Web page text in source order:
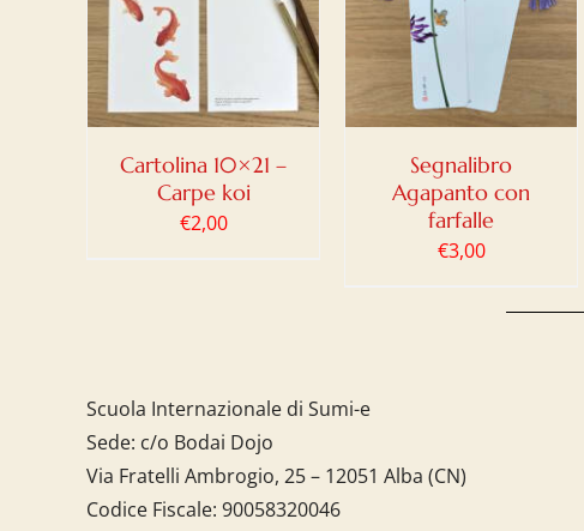
Cartolina 10×21 –
Carpe koi
€2,00
CARRELLO
/
Segnalibro
Agapanto con
farfalle
€3,00
CARRELLO
/
DETTAGLI
Scuola Internazionale di Sumi-e
Sede: c/o Bodai Dojo
Via Fratelli Ambrogio, 25 – 12051 Alba (CN)
Codice Fiscale: 90058320046